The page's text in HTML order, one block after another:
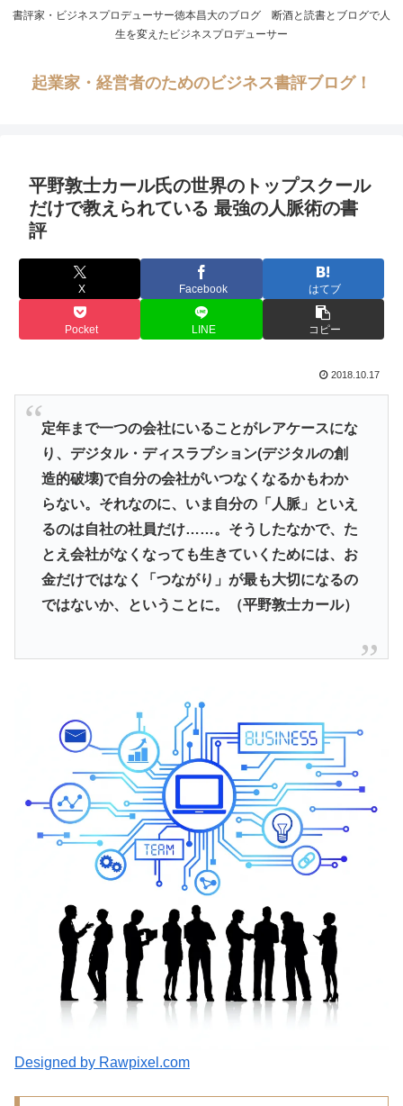
書評家・ビジネスプロデューサー徳本昌大のブログ 断酒と読書とブログで人
生を変えたビジネスプロデューサー
起業家・経営者のためのビジネス書評ブログ！
平野敦士カール氏の世界のトップスクール
だけで教えられている 最強の人脈術の書
評
X Facebook はてブ
Pocket LINE コピー
2018.10.17
定年まで一つの会社にいることがレアケースにな
り、デジタル・ ディスラプション(デジタルの創
造的破壊)で自分の会社がいつなくなるかもわか
らない。それなのに、 いま自分の「人脈」といえ
るのは自社の社員だけ……。 そうしたなかで、た
とえ会社がなくなっても生きていくためには、 お
金だけではなく「つながり」が最も大切になるの
ではないか、
ということに。（平野敦士カール）
Designed by Rawpixel.com